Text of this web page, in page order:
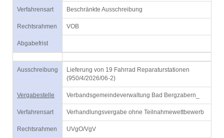
Verfahrensart Beschränkte Ausschreibung
Rechtsrahmen VOB
Abgabefrist
Ausschreibung
Lieferung von 19 Fahrrad Reparaturstationen
(950/4/2026/06-2)
Vergabestelle Verbandsgemeindeverwaltung Bad Bergzabern_
Verfahrensart Verhandlungsvergabe ohne Teilnahmewettbewerb
Rechtsrahmen UVgO/VgV